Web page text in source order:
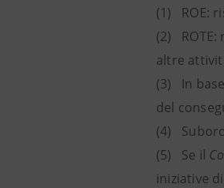
(1) ROE:
(2)
altre
(3) In
del
(4)
(5) Se il
iniziative